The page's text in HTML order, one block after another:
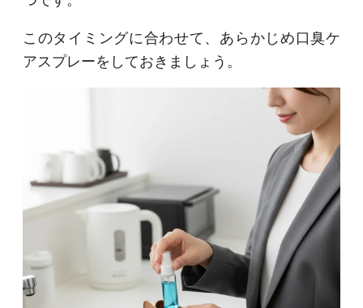
このタイミングに合わせて、あらかじめ口臭ケ
アスプレーをしておきましょう。